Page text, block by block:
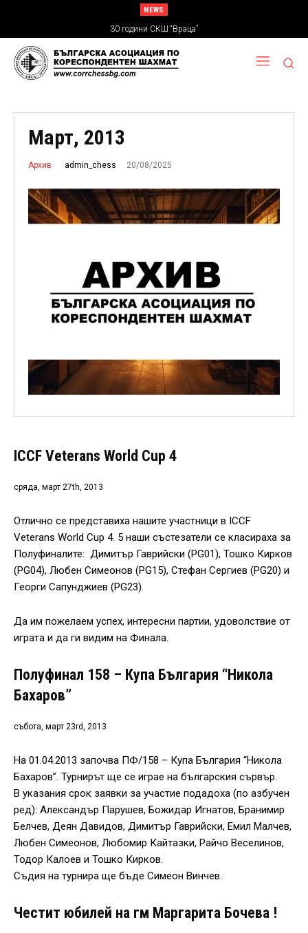
NEWS
30 години СКШ “Враца”
Март, 2013
Архив admin_chess 20/08/2025
ICCF Veterans World Cup 4
сряда, март 27th, 2013
Отлично се представиха нашите участници в ICCF
Veterans World Cup 4. 5 наши състезатели се класираха за
Полуфиналите: Димитър Гаврийски (PG01), Тошко Кирков
(PG04), Любен Симеонов (PG15), Стефан Сергиев (PG20) и
Георги Сапунджиев (PG23).
Да им пожелаем успех, интересни партии, удоволствие от
играта и да ги видим на Финала.
Полуфинал 158 – Купа България “Никола
Бахаров”
събота, март 23rd, 2013
На 01.04.2013 започва ПФ/158 – Купа България “Никола
Бахаров”. Турнирът ще се играе на българския сървър.
В указания срок заявки за участие подадоха (по азбучен
ред): Александър Парушев, Божидар Игнатов, Бранимир
Белчев, Деян Давидов, Димитър Гаврийски, Емил Малчев,
Любен Симеонов, Любомир Кайтазки, Райчо Веселинов,
Тодор Калоев и Тошко Кирков.
Съдия на турнира ще бъде Симеон Винчев.
Честит юбилей на гм Маргарита Бочева !